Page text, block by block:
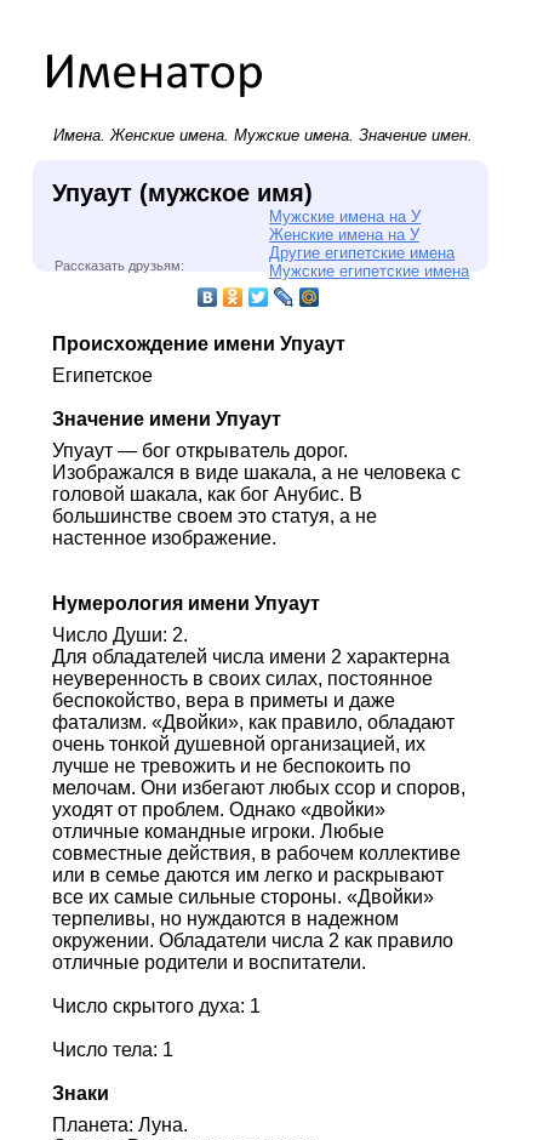
Имена.Женские имена. Мужские имена. Значение имен.
Упуаут (мужское имя)
Мужские имена на У
Женские имена на У
Другие египетские имена
Мужские египетские имена
Рассказать друзьям:
Происхождение имени Упуаут
Египетское
Значение имени Упуаут
Упуаут — бог открыватель дорог.
Изображался в виде шакала, а не человека с
головой шакала, как бог Анубис. В
большинстве своем это статуя, а не
настенное изображение.
Нумерология имени Упуаут
Число Души: 2.
Для обладателей числа имени 2 характерна
неуверенность в своих силах, постоянное
беспокойство, вера в приметы и даже
фатализм. «Двойки», как правило, обладают
очень тонкой душевной организацией, их
лучше не тревожить и не беспокоить по
мелочам. Они избегают любых ссор и споров,
уходят от проблем. Однако «двойки»
отличные командные игроки. Любые
совместные действия, в рабочем коллективе
или в семье даются им легко и раскрывают
все их самые сильные стороны. «Двойки»
терпеливы, но нуждаются в надежном
окружении. Обладатели числа 2 как правило
отличные родители и воспитатели.
Число скрытого духа: 1
Число тела: 1
Знаки
Планета: Луна.